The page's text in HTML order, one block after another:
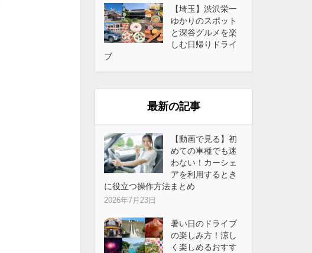
【埼玉】渋沢栄一
ゆかりのスポット
と深谷グルメを楽
しむ日帰りドライ
ブ
最新の記事
【動画で見る】初
めての車種でも迷
わない！カーシェ
アを利用するとき
に役立つ操作方法まとめ
2026年7月23日
暑い日のドライブ
の楽しみ方！涼し
く楽しめるおすす